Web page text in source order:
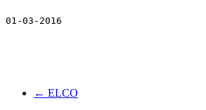
01-03-2016
← ELCO